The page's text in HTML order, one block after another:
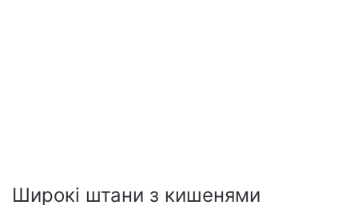
Широкі штани з кишенями